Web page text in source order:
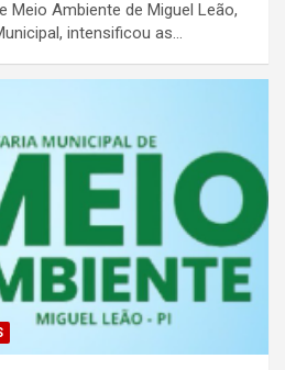
Meio Ambiente de Miguel Leão,
intensificou as…